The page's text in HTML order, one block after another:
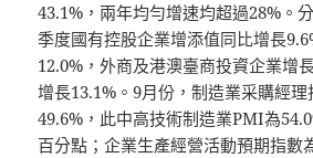
43.1%，兩年均勻增速均超過28%。
季度國有控股企業增添值同比增長
12.0%，外商及港澳臺商投資企業增
增長13.1%。9月份，制造業采購經
49.6%，此中高技術制造業PMI為
百分點；企業生產經營活動預期指數